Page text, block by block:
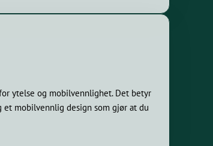
ytelse og mobilvennlighet. Det betyr
et mobilvennlig design som gjør at du